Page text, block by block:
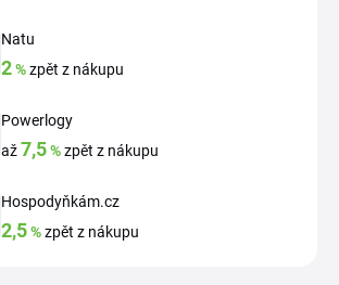
Natu
2%zpět z nákupu
Powerlogy
až7,5%zpět z nákupu
Hospodyňkám.cz
2,5%zpět z nákupu